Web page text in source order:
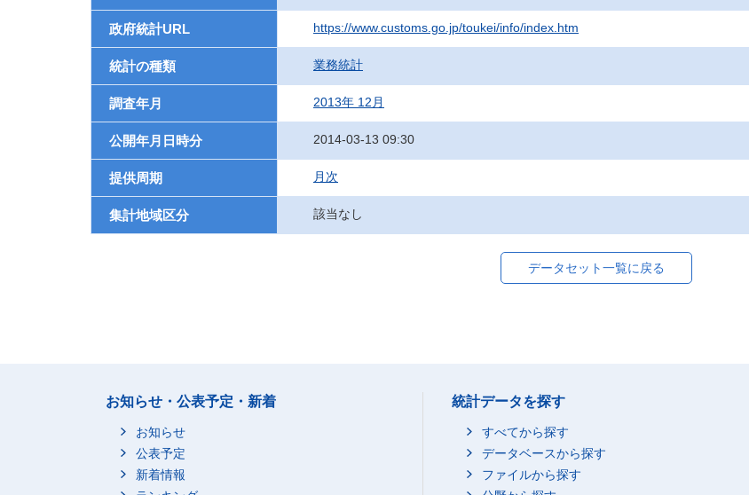
政府統計URL https://www.customs.go.jp/toukei/info/index.htm
統計の種類 業務統計
調査年月 2013年 12月
公開年月日時分 2014-03-13 09:30
提供周期 月次
集計地域区分 該当なし
データセット一覧に戻る
お知らせ・公表予定・新着
お知らせ
公表予定
新着情報
統計データを探す
すべてから探す
データベースから探す
ファイルから探す